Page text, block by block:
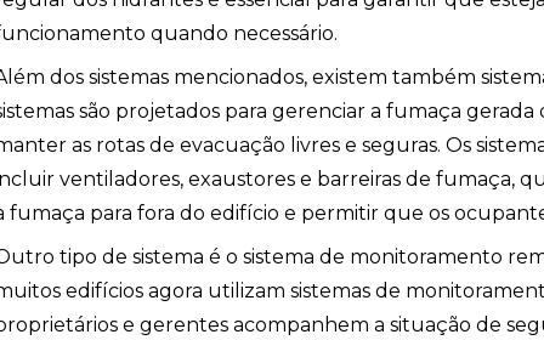
quando necessário.
dos sistemas mencionados, existem também
são projetados para gerenciar a fumaça
as rotas de evacuação livres e seguras. Os
ventiladores, exaustores e barreiras de fumaça,
fumaça para fora do edifício e permitir que os
tipo de sistema é o sistema de monitoramento
edifícios agora utilizam sistemas de
e gerentes acompanhem a situação de